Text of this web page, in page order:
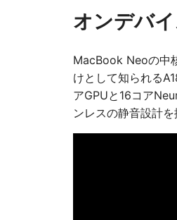
オンデバ
MacBook Neoの中
けとして知られる
アGPUと16コア
ンレスの静音設計を